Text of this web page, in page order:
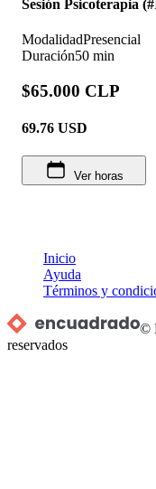
Sesión Psicoterapia
ModalidadPresencial
Duración50 min
$65.000 CLP
69.76 USD
Ver horas
Inicio
Ayuda
Términos y
©
reservados